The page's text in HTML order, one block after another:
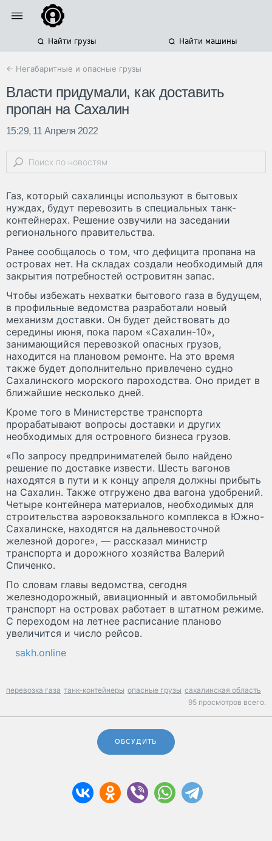
Найти грузы Найти машины
← Негабаритные и опасные грузы
Власти придумали, как доставить
пропан на Сахалин
15:29, 11 Апреля 2022
Газ, который сахалинцы используют в бытовых
нуждах, будут перевозить в специальных танк-
контейнерах. Решение озвучили на заседании
регионального правительства.
Ранее сообщалось о том, что дефицита пропана на
островах нет. На складах создали необходимый для
закрытия потребностей островитян запас.
Чтобы избежать нехватки бытового газа в будущем,
в профильные ведомства разработали новый
механизм доставки. Он будет действовать до
середины июня, пока паром «Сахалин-10»,
занимающийся перевозкой опасных грузов,
находится на плановом ремонте. На это время
также будет дополнительно привлечено судно
Сахалинского морского пароходства. Оно придет в
ближайшие несколько дней.
Кроме того в Министерстве транспорта
прорабатывают вопросы доставки и других
необходимых для островного бизнеса грузов.
«По запросу предпринимателей было найдено
решение по доставке извести. Шесть вагонов
находятся в пути и к концу апреля должны прибыть
на Сахалин. Также отгружено два вагона удобрений.
Четыре контейнера материалов, необходимых для
строительства аэровокзального комплекса в Южно-
Сахалинске, находятся на дальневосточной
железной дороге», — рассказал министр
транспорта и дорожного хозяйства Валерий
Спиченко.
По словам главы ведомства, сегодня
железнодорожный, авиационный и автомобильный
транспорт на островах работает в штатном режиме.
С переходом на летнее расписание планово
увеличится и число рейсов.
sakh.online
перевозка газа танк-контейнеры опасные грузы сахалинская область
95 просмотров всего.
ОБСУДИТЬ